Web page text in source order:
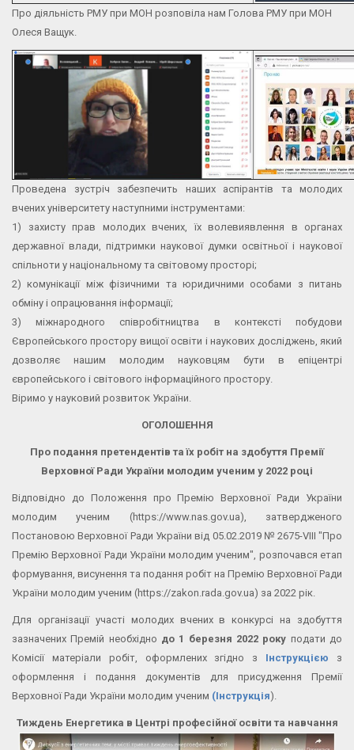
Про діяльність РМУ при МОН розповіла нам Голова РМУ при МОН
Олеся Ващук.
Проведена зустріч забезпечить наших аспірантів та молодих
вчених університету наступними інструментами:
1) захисту прав молодих вчених, їх волевиявлення в органах
державної влади, підтримки наукової думки освітньої і наукової
спільноти у національному та світовому просторі;
2) комунікації між фізичними та юридичними особами з питань
обміну і опрацювання інформації;
3) міжнародного співробітництва в контексті побудови
Європейського простору вищої освіти і наукових досліджень, який
дозволяє нашим молодим науковцям бути в епіцентрі
європейського і світового інформаційного простору.
Віримо у науковий розвиток України.
ОГОЛОШЕННЯ
Про подання претендентів та їх робіт на здобуття Премії
Верховної Ради України молодим ученим у 2022 році
Відповідно до Положення про Премію Верховної Ради України
молодим ученим (https://www.nas.gov.ua), затвердженого
Постановою Верховної Ради України від 05.02.2019 № 2675-VIII "Про
Премію Верховної Ради України молодим ученим", розпочався етап
формування, висунення та подання робіт на Премію Верховної Ради
України молодим ученим (https://zakon.rada.gov.ua) за 2022 рік.
Для організації участі молодих вчених в конкурсі на здобуття
зазначених Премій необхідно до 1 березня 2022 року подати до
Комісії матеріали робіт, оформлених згідно з Інструкцією з
оформлення і подання документів для присудження Премії
Верховної Ради України молодим ученим (Інструкція).
Тиждень Енергетика в Центрі професійної освіти та навчання